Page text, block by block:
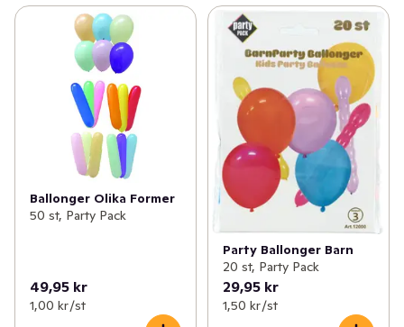
Ballonger Olika Former
50 st, Party Pack
49,95 kr
1,00 kr /st
Party Ballonger Barn
20 st, Party Pack
29,95 kr
1,50 kr /st